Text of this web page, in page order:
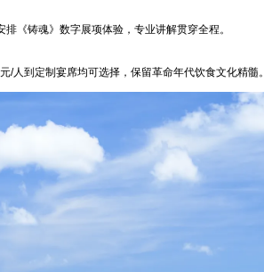
《铸魂》数字展项体验，专业讲解贯穿全程。
人到定制宴席均可选择，保留革命年代饮食文化精髓。